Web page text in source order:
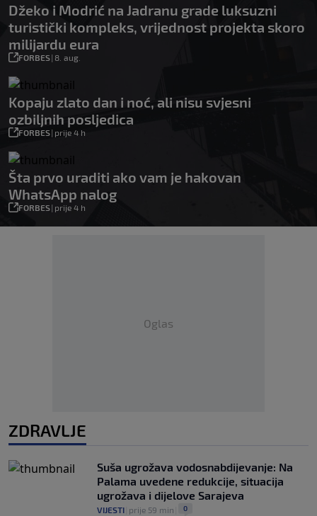
Džeko i Modrić na Jadranu grade luksuzni
turistički kompleks, vrijednost projekta skoro
milijardu eura
FORBES| 8. aug.
Kopaju zlato dan i noć, ali nisu svjesni
ozbiljnih posljedica
FORBES| prije 4 h
Šta prvo uraditi ako vam je hakovan
WhatsApp nalog
FORBES| prije 4 h
Oglas
ZDRAVLJE
Suša ugrožava vodosnabdijevanje: Na
Palama uvedene redukcije, situacija
ugrožava i dijelove Sarajeva
VIJESTI prije 59 min 0